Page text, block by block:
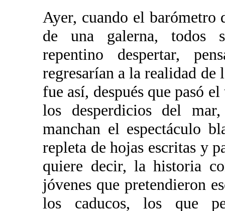
Ayer, cuando el
de una galerna, todos
repentino despertar,
regresarían a la realidad de
fue así, después que pasó
los desperdicios del
manchan el espectáculo
repleta de hojas escritas y
quiere decir, la historia
jóvenes que pretendieron
los caducos, los que